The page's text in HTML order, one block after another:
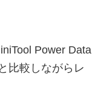
Power Data
比較しながらレ